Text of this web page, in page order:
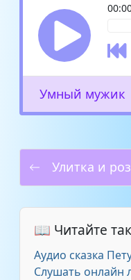
Умный мужик
Улитка и
📖 Читайте
Аудио сказка
Слушать онлайн